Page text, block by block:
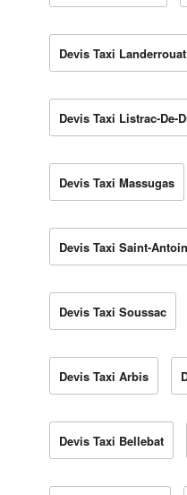
Devis Taxi Landerrouat
Devis Taxi Listrac-De-
Devis Taxi Massugas
Devis Taxi Saint-
Devis Taxi Soussac
Devis Taxi Arbis
Devis Taxi Bellebat